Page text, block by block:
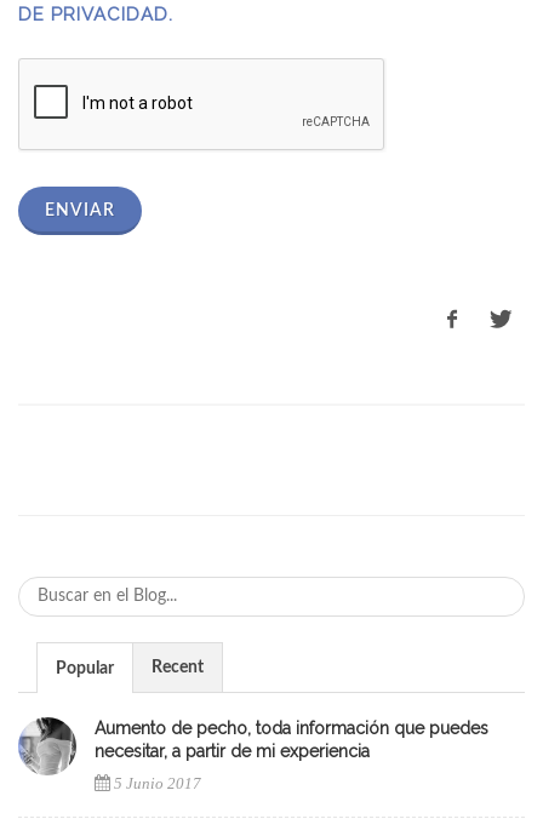
DE PRIVACIDAD.
ENVIAR
Popular Recent
Aumento de pecho, toda información que puedes
necesitar, a partir de mi experiencia
5 Junio 2017